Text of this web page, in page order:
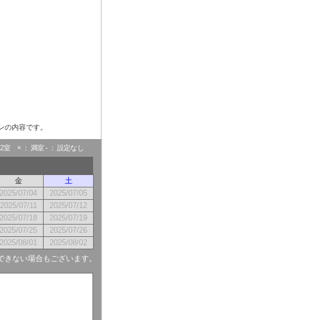
内容です。
× ： 満室 - ： 設定なし
金
土
2025/07/04
2025/07/05
2025/07/11
2025/07/12
2025/07/18
2025/07/19
2025/07/25
2025/07/26
2025/08/01
2025/08/02
ない場合もございます。